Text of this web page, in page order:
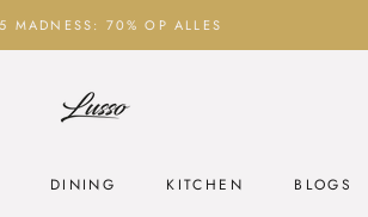
MADNESS: 70% OP ALLES
DINING
KITCHEN
BLOGS